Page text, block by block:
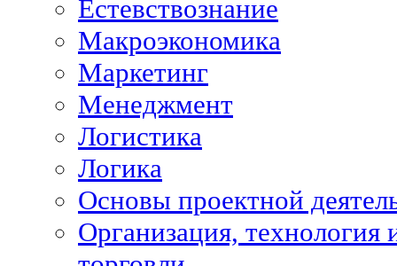
Естевствознание
Макроэкономика
Маркетинг
Менеджмент
Логистика
Логика
Основы проектной
Организация, технология